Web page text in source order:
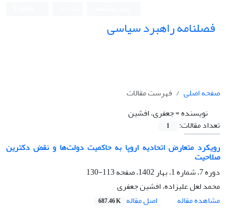
فصلنامه راهبرد سیاسی
صفحه اصلی
فهرست مقالات
نویسنده =جعفری، افشین
تعداد مقالات:
1
رویکرد متعارض اتحادیه اروپا به حاکمیت دولت‌ها و نقض دکترین
صلاحیت
دوره 7، شماره 1، بهار 1402، صفحه
113-130
محمد لعل علیزاده، افشین جعفری
مشاهده مقاله
اصل مقاله 687.46 K